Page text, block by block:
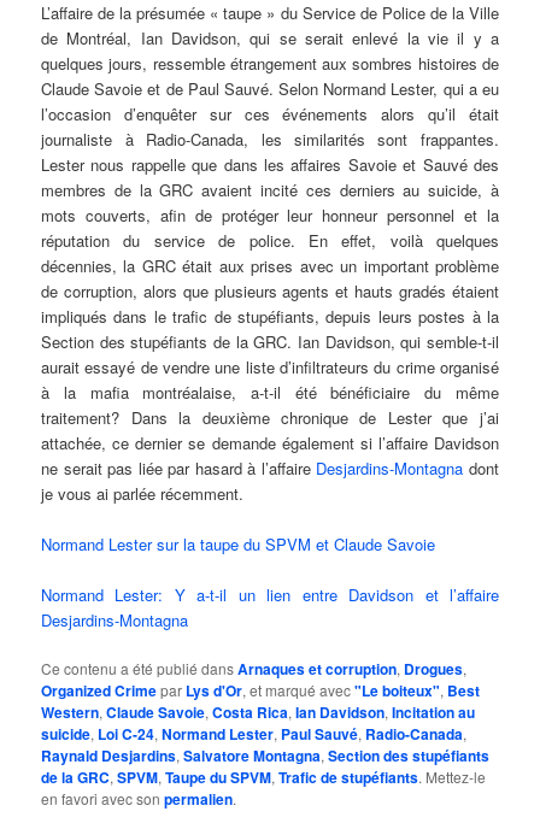
L’affaire de la présumée « taupe » du Service de Police de la Ville
de Montréal, Ian Davidson, qui se serait enlevé la vie il y a
quelques jours, ressemble étrangement aux sombres histoires de
Claude Savoie et de Paul Sauvé. Selon Normand Lester, qui a eu
l’occasion d’enquêter sur ces événements alors qu’il était
journaliste à Radio-Canada, les similarités sont frappantes.
Lester nous rappelle que dans les affaires Savoie et Sauvé des
membres de la GRC avaient incité ces derniers au suicide, à
mots couverts, afin de protéger leur honneur personnel et la
réputation du service de police. En effet, voilà quelques
décennies, la GRC était aux prises avec un important problème
de corruption, alors que plusieurs agents et hauts gradés étaient
impliqués dans le trafic de stupéfiants, depuis leurs postes à la
Section des stupéfiants de la GRC. Ian Davidson, qui semble-t-il
aurait essayé de vendre une liste d’infiltrateurs du crime organisé
à la mafia montréalaise, a-t-il été bénéficiaire du même
traitement? Dans la deuxième chronique de Lester que j’ai
attachée, ce dernier se demande également si l’affaire Davidson
ne serait pas liée par hasard à l’affaire Desjardins-Montagna dont
je vous ai parlée récemment.
Normand Lester sur la taupe du SPVM et Claude Savoie
Normand Lester: Y a-t-il un lien entre Davidson et l’affaire
Desjardins-Montagna
Ce contenu a été publié dansArnaques et corruption, Drogues,
Organized Crimepar Lys d'Or, et marqué avec"Le boiteux", Best
Western,Claude Savoie,Costa Rica,Ian Davidson,Incitation au
suicide, Loi C-24,Normand Lester, Paul Sauvé, Radio-Canada,
Raynald Desjardins,Salvatore Montagna,Section des stupéfiants
de la GRC,SPVM,Taupe du SPVM,Trafic de stupéfiants. Mettez-le
en favori avec sonpermalien.